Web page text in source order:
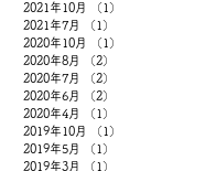
2021年10月
（1）
2021年7月
（1）
2020年10月
（1）
2020年8月
（2）
2020年7月
（2）
2020年6月
（2）
2020年4月
（1）
2019年10月
（1）
2019年5月
（1）
2019年3月
（1）